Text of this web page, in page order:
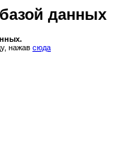
данных
нажав сюда